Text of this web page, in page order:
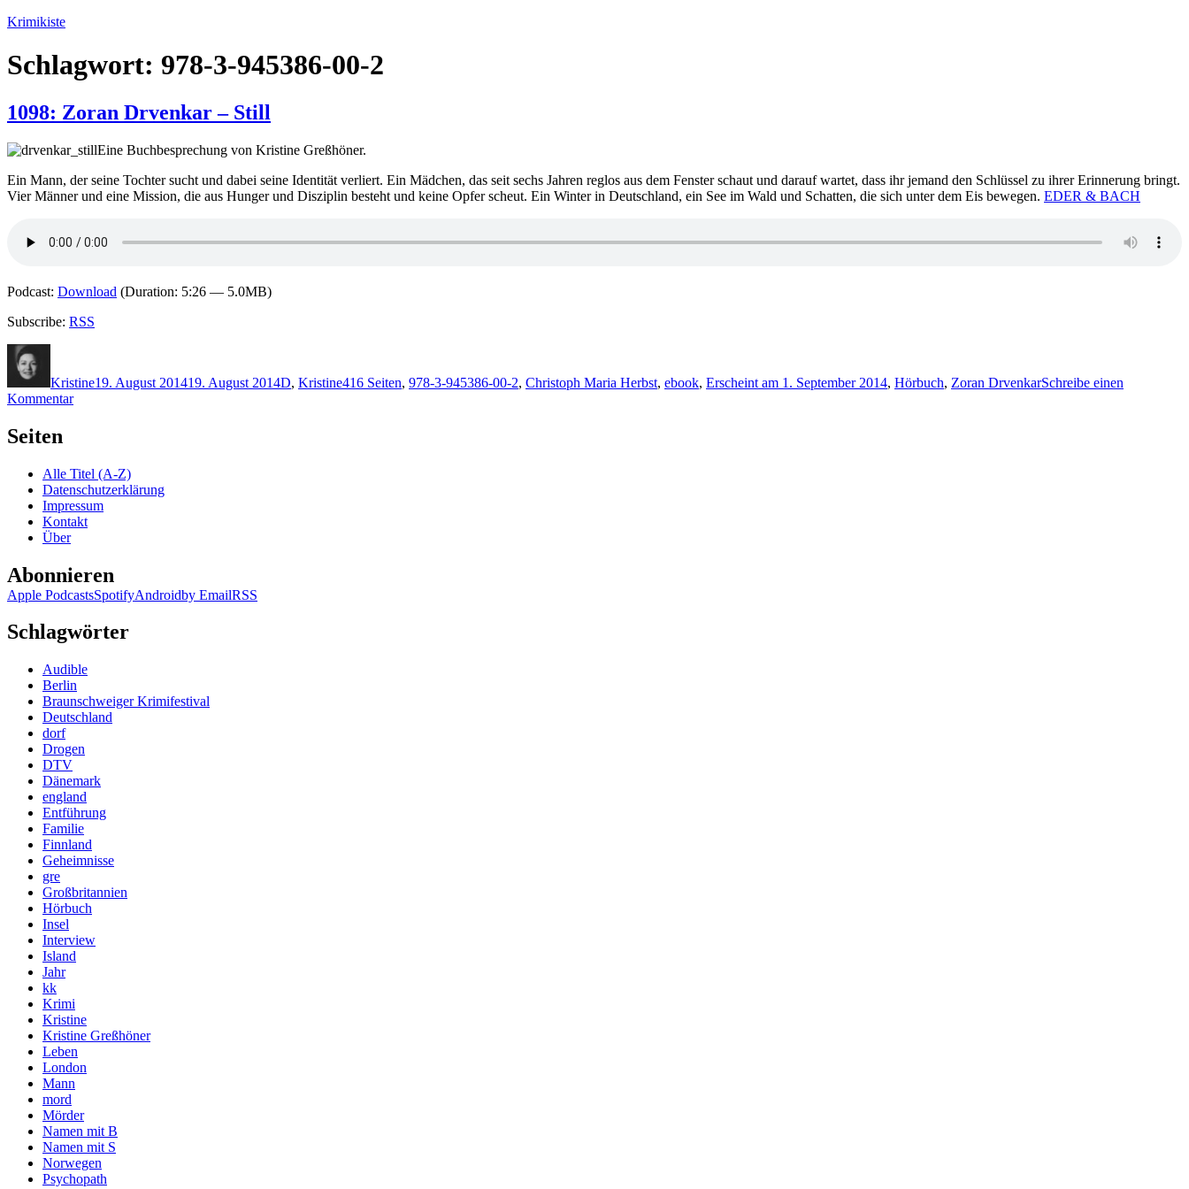
Zum
springen
Krimikiste
Schlagwort: 978-3-945386-00-2
1098: Zoran Drvenkar – Still
Eine Buchbesprechung von Kristine Greßhöner.
Ein Mann, der seine Tochter sucht und dabei seine Identität verliert. Ein Mädchen, das seit sechs Jahren reglos aus dem Fenster schaut und darauf wartet, dass ihr jemand den Schlüssel zu ihrer Erinnerung bringt.
Vier Männer und eine Mission, die aus Hunger und Disziplin besteht und keine Opfer scheut. Ein Winter in Deutschland, ein See im Wald und Schatten, die sich unter dem Eis bewegen. EDER & BACH
Podcast: Download (Duration: 5:26 — 5.0MB)
Subscribe: RSS
Kristine19. August 201419. August 2014D, Kristine416 Seiten, 978-3-945386-00-2, Christoph Maria Herbst, ebook, Erscheint am 1. September 2014, Hörbuch, Zoran DrvenkarSchreibe einen
Kommentarzu
Still
Seiten
Alle Titel (A-Z)
Datenschutzerklärung
Impressum
Kontakt
Über
Abonnieren
Apple PodcastsSpotifyAndroidby EmailRSS
Schlagwörter
Audible
Berlin
Braunschweiger Krimifestival
Deutschland
dorf
Drogen
DTV
Dänemark
england
Entführung
Familie
Finnland
Geheimnisse
gre
Großbritannien
Hörbuch
Insel
Interview
Island
Jahr
kk
Krimi
Kristine
Kristine Greßhöner
Leben
London
Mann
mord
Mörder
Namen mit B
Namen mit S
Norwegen
Psychopath